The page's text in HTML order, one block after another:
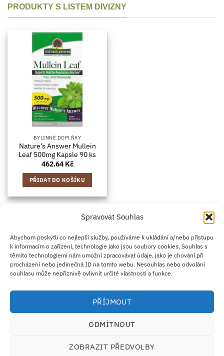
Spravovat Souhlas
Abychom poskytli co nejlepší služby, používáme k ukládání a/nebo přístupu
k informacím o zařízení, technologie jako jsou soubory cookies. Souhlas s
těmito technologiemi nám umožní zpracovávat údaje, jako je chování při
procházení nebo jedinečná ID na tomto webu. Nesouhlas nebo odvolání
souhlasu může nepříznivě ovlivnit určité vlastnosti a funkce.
PŘÍJMOUT
ODMÍTNOUT
ZOBRAZIT PŘEDVOLBY
PRODUKTY S LISTEM DIVIZNY
BYLINNÉ DOPLŇKY
Nature’s Answer Mullein
Leaf 500mg Kapsle 90 ks
462.64 Kč
PŘIDAT DO KOŠÍKU
Credit
Card
2
Klarna
Apple
Pay
Google
Pay
PayPal
ZÁSADY DOPRAVY
ZÁSADY VRÁCENÍ ZBOŽÍ
OBCHODNÍ PODMÍNKY
KONTAKT O NÁS B2B
IMPRINT
OMEZENÍ ODPOVĚDNOSTI
ZÁSADY COOKIES
Antim I Street, No. 14, fl. 2, law office, 1303 Sofia, Bulharsko
· Email:support@ecosupplements.eu
Česká obchodní inspekce (ČOI)· Řešení přeshraničních sporů: